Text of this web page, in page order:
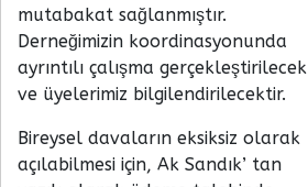
mutabakat sağlanmıştır.
Derneğimizin koordinasyonunda
ayrıntılı çalışma gerçekleştirilecek
ve üyelerimiz bilgilendirilecektir.
Bireysel davaların eksiksiz olarak
açılabilmesi için, Ak Sandık’ tan